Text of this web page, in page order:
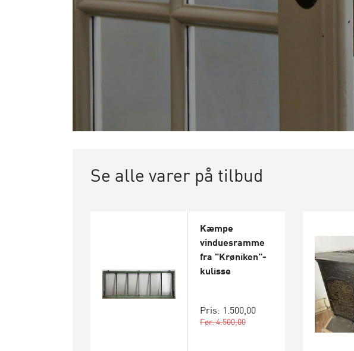
Se alle varer på tilbud
Kæmpe
vinduesramme
fra "Krøniken"-
kulisse
Pris: 1.500,00
Før: 4.500,00